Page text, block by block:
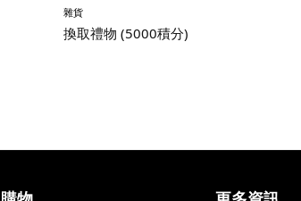
雜貨
換取禮物 (5000積分)